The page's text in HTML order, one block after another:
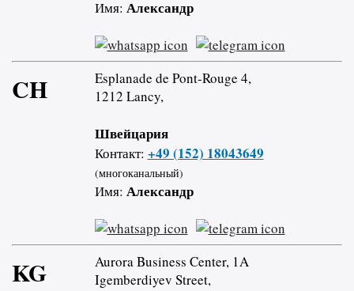
Имя: Александр
CH
Esplanade de Pont-Rouge 4,
1212 Lancy,
Швейцария
Контакт: +49 (152) 18043649
(многоканальный)
Имя: Александр
KG
Aurora Business Center, 1A
Igemberdiyev Street,